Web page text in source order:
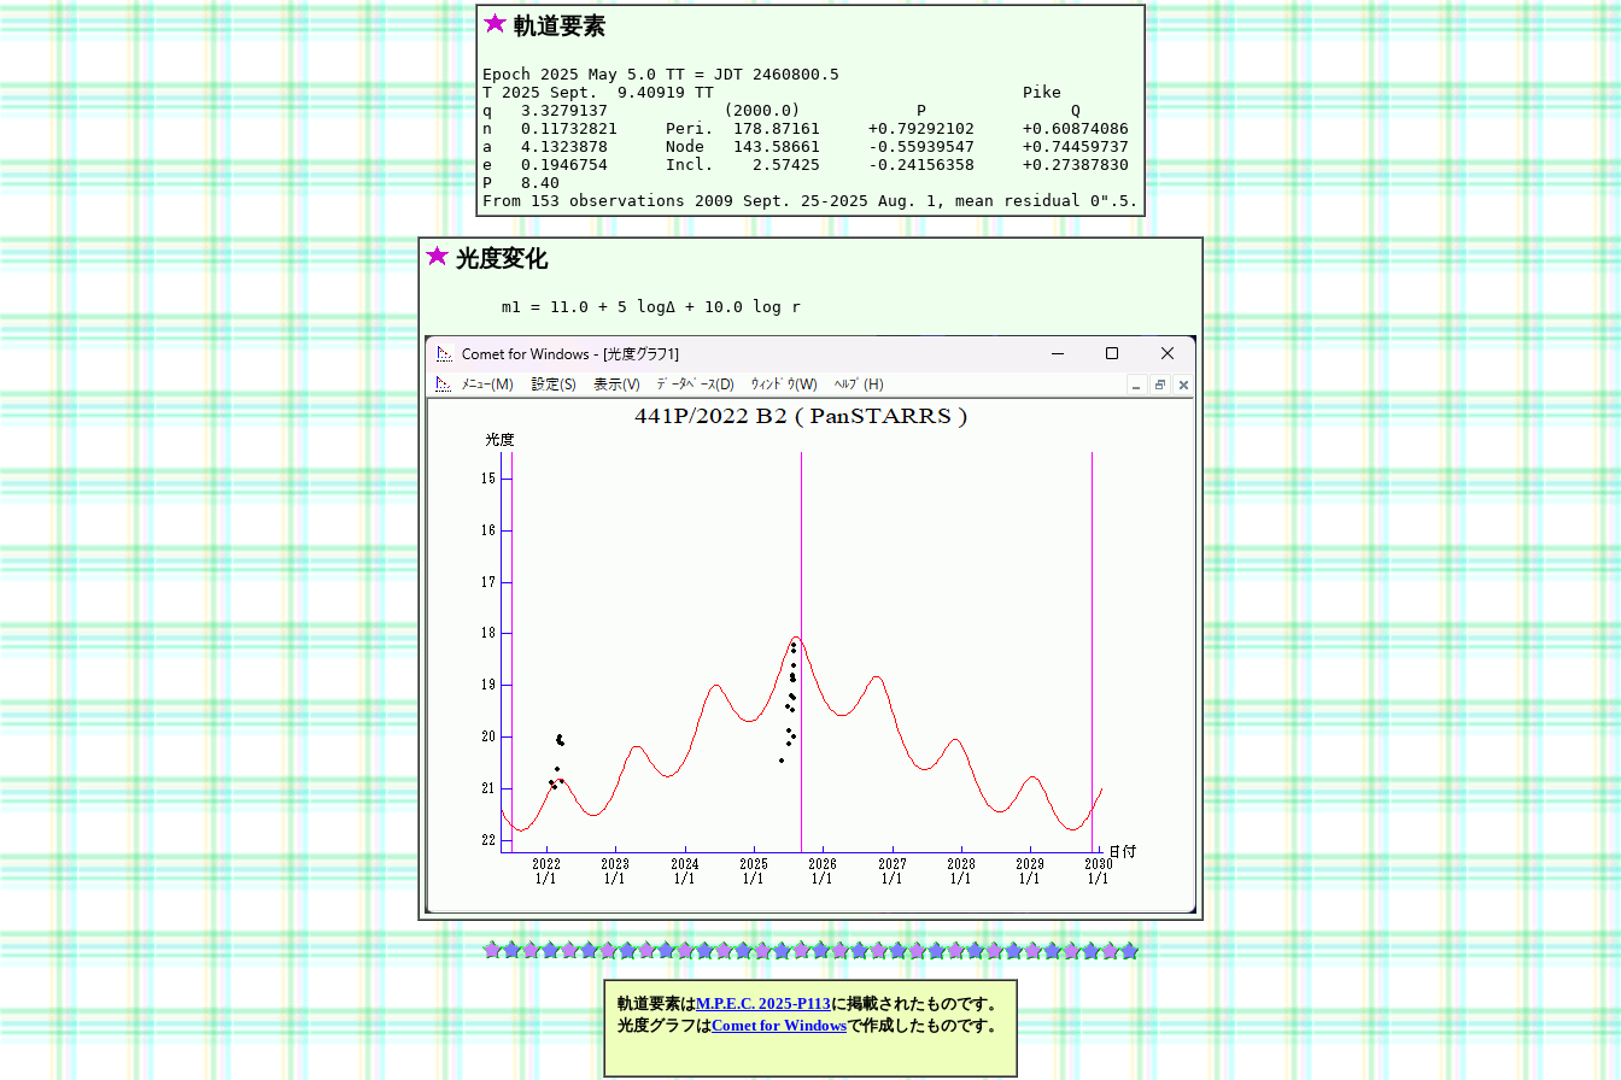
軌道要素
Epoch 2025 May 5.0 TT = JDT 2460800.5
T 2025 Sept.  9.40919 TT                                Pike
q   3.3279137            (2000.0)            P               Q
n   0.11732821     Peri.  178.87161     +0.79292102     +0.60874086
a   4.1323878      Node   143.58661     -0.55939547     +0.74459737
e   0.1946754      Incl.    2.57425     -0.24156358     +0.27387830
P   8.40
光度変化
軌道要素はM.P.E.C. 2025-P113に掲載されたものです。
光度グラフはComet for Windowsで作成したものです。